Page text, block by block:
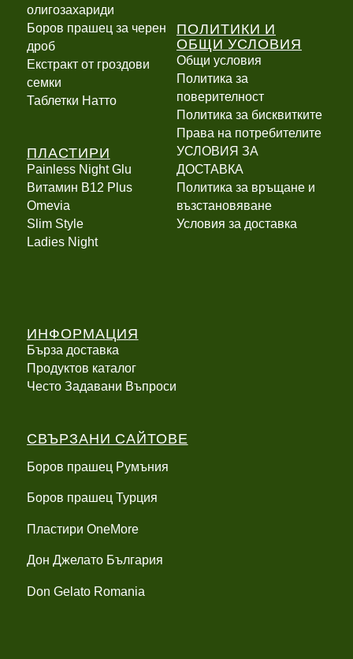
олигозахариди
Боров прашец за черен
дроб
Екстракт от гроздови
семки
Таблетки Натто
ПЛАСТИРИ
Painless Night Glu
Витамин B12 Plus
Оmevia
Slim Style
Ladies Night
ПОЛИТИКИ И
ОБЩИ УСЛОВИЯ
Общи условия
Политика за
поверителност
Политика за бисквитките
Права на потребителите
УСЛОВИЯ ЗА
ДОСТАВКА
Политика за връщане и
възстановяване
Условия за доставка
ИНФОРМАЦИЯ
Бърза доставка
Продуктов каталог
Често Задавани Въпроси
СВЪРЗАНИ САЙТОВЕ
Боров прашец Румъния
Боров прашец Турция
Пластири OneMore
Дон Джелато България
Don Gelato Romania